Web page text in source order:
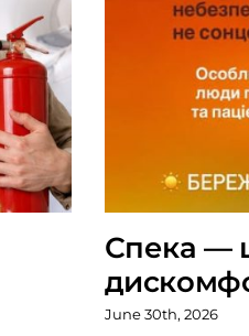
Спека —
June 30th, 2026